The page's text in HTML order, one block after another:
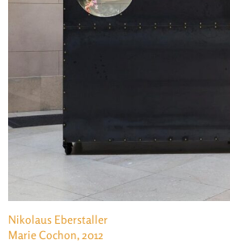
Nikolaus Eberstaller
Marie Cochon, 2012